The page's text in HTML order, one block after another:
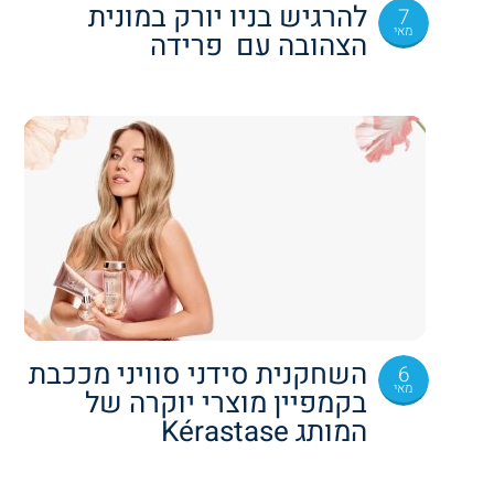
7
מאי להרגיש בניו יורק במונית
הצהובה עם פרידה
6
מאי השחקנית סידני סוויני מככבת
בקמפיין מוצרי יוקרה של
המותג Kérastase